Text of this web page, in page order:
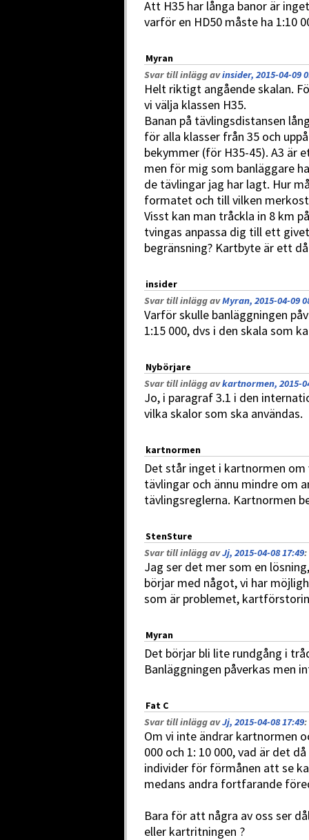
Att H35 har långa banor är
varför en HD50 måste ha 1:10
Myran
Svar till inlägg avinsider, 2015-04-09
Helt riktigt angående skalan.
vi välja klassen H35.
Banan på tävlingsdistansen
för alla klasser från 35 och
bekymmer (för H35-45). A3 är
men för mig som banläggare
de tävlingar jag har lagt. Hur
formatet och till vilken
Visst kan man tråckla in 8 km
tvingas anpassa dig till ett
begränsning? Kartbyte är ett
insider
Svar till inlägg avMyran, 2015-04-09
Varför skulle banläggningen
1:15 000, dvs i den skala som
Nybörjare
Svar till inlägg avkartnormen, 2015-
Jo, i paragraf 3.1 i den
vilka skalor som ska användas.
kartnormen
Det står inget i kartnormen om
tävlingar och ännu mindre om
tävlingsreglerna. Kartnormen
StenSture
Svar till inlägg avJj, 2015-04-08 17:49:
Jag ser det mer som en
börjar med något, vi har
som är problemet,
Myran
Det börjar bli lite rundgång i
Banläggningen påverkas men
Fat C
Svar till inlägg avJj, 2015-04-08 17:49:
Om vi inte ändrar kartnormen
000 och 1: 10 000, vad är det
individer för förmånen att se
medans andra fortfarande
Bara för att några av oss ser
eller kartritningen ?